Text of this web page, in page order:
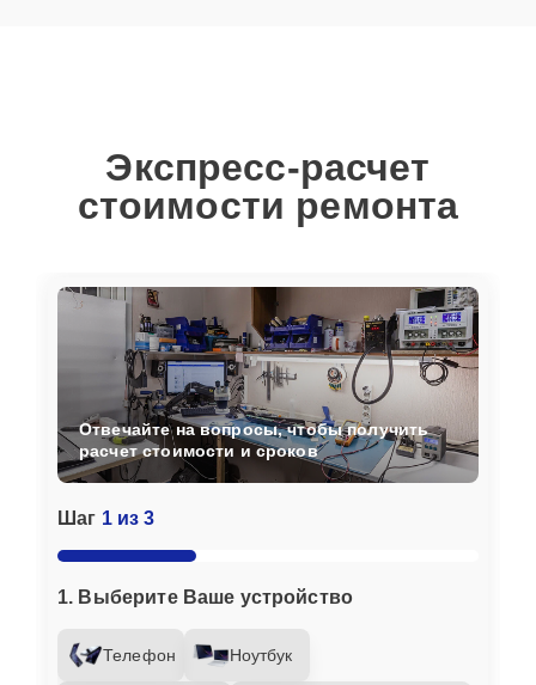
Экспресс-расчет
стоимости ремонта
Шаг 1 из 3
1. Выберите Ваше устройство
Телефон Ноутбук
Отвечайте на вопросы, чтобы получить
расчет стоимости и сроков